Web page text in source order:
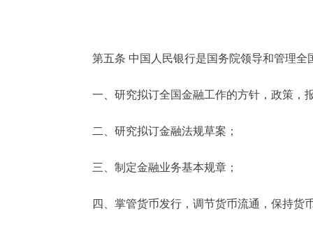
第五条 中国人民银行是国务院领导和管理全
一、研究拟订全国金融工作的方针，政策，
二、研究拟订金融法规草案；
三、制定金融业务基本规章；
四、掌管货币发行，调节货币流通，保持货